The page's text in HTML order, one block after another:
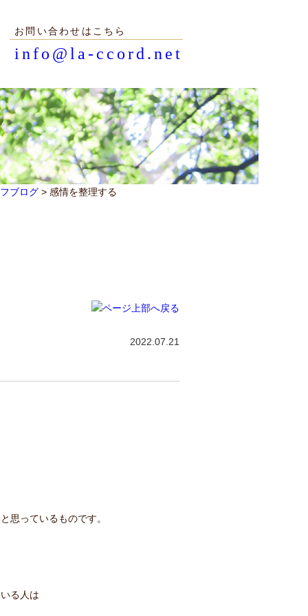
お問い合わせはこちら
info@la-ccord.net
ブログ > 感情を整理する
2022.07.21
思っているものです。
る人は